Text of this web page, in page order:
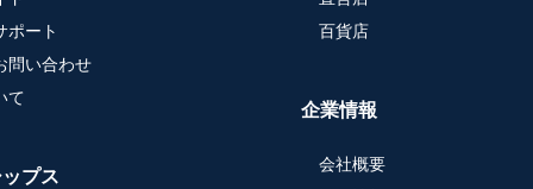
ポート
問い合わせ
て
プス
百貨店
企業情報
会社概要